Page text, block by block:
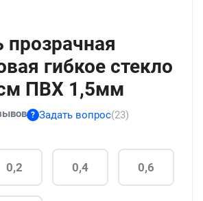
прозрачная
гибкое стекло
ПВХ 1,5мм
? Задать вопрос(23)
0,2 0,4 0,6